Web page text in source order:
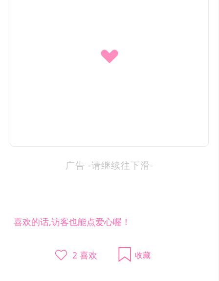
广告 -请继续往下滑-
喜欢的话,访客也能点爱心喔！
2喜欢 收藏